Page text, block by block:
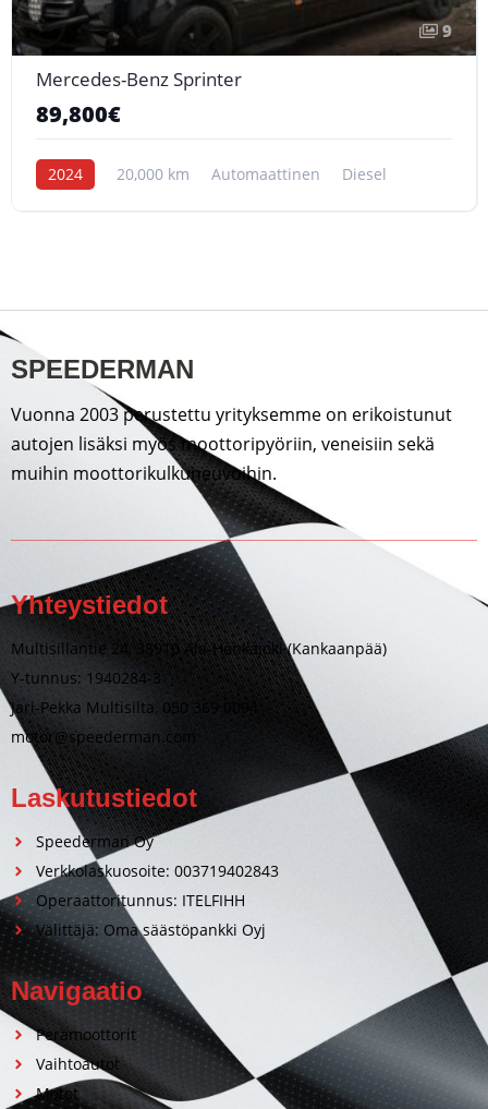
9
Mercedes-Benz Sprinter
89,800€
2024 20,000 km Automaattinen Diesel
SPEEDERMAN
Vuonna 2003 perustettu yrityksemme on erikoistunut
autojen lisäksi myös moottoripyöriin, veneisiin sekä
muihin moottorikulkuneuvoihin.
Yhteystiedot
Multisillantie 24, 38910 Ala-Honkajoki (Kankaanpää)
Y-tunnus: 1940284-3
Jari-Pekka Multisilta, 050 369 0094
motor@speederman.com
Laskutustiedot
Speederman Oy
Verkkolaskuosoite: 003719402843
Operaattoritunnus: ITELFIHH
Välittäjä: Oma säästöpankki Oyj
Navigaatio
Perämoottorit
Vaihtoautot
Motot